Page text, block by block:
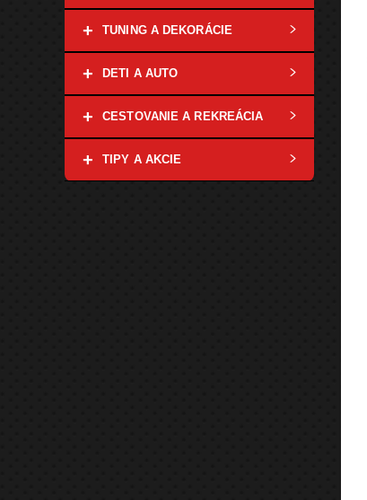
+ TUNING A DEKORÁCIE
+ DETI A AUTO
+ CESTOVANIE A REKREÁCIA
+ TIPY A AKCIE